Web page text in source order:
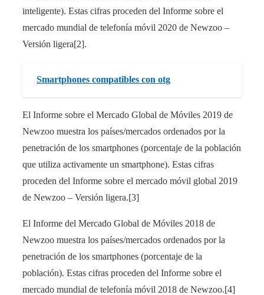
inteligente). Estas cifras proceden del Informe sobre el
mercado mundial de telefonía móvil 2020 de Newzoo –
Versión ligera[2].
Smartphones compatibles con otg
El Informe sobre el Mercado Global de Móviles 2019 de
Newzoo muestra los países/mercados ordenados por la
penetración de los smartphones (porcentaje de la población
que utiliza activamente un smartphone). Estas cifras
proceden del Informe sobre el mercado móvil global 2019
de Newzoo – Versión ligera.[3]
El Informe del Mercado Global de Móviles 2018 de
Newzoo muestra los países/mercados ordenados por la
penetración de los smartphones (porcentaje de la
población). Estas cifras proceden del Informe sobre el
mercado mundial de telefonía móvil 2018 de Newzoo.[4]